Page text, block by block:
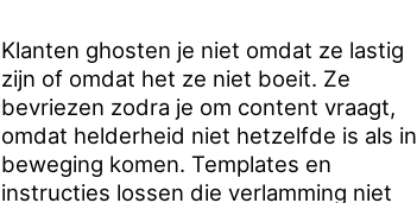
Klanten ghosten je niet omdat ze lastig
zijn of omdat het ze niet boeit. Ze
bevriezen zodra je om content vraagt,
omdat helderheid niet hetzelfde is als in
beweging komen. Templates en
instructies lossen die verlamming niet